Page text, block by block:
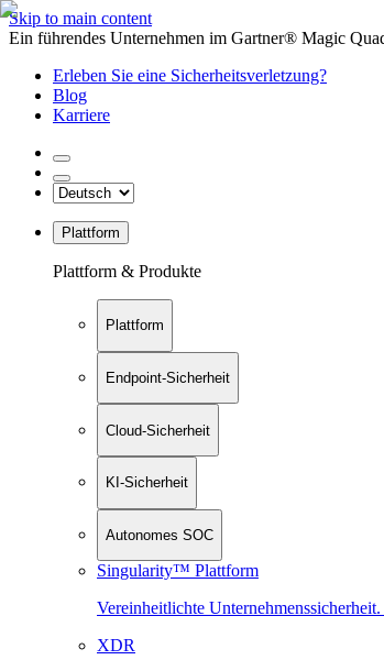
Skip to main content
Ein führendes Unternehmen im Gartner® Magic
Erleben Sie eine Sicherheitsverletzung?
Blog
Karriere
Plattform
Plattform & Produkte
Plattform
Endpoint-Sicherheit
Cloud-Sicherheit
KI-Sicherheit
Autonomes SOC
Singularity™ Plattform
Vereinheitlichte
XDR